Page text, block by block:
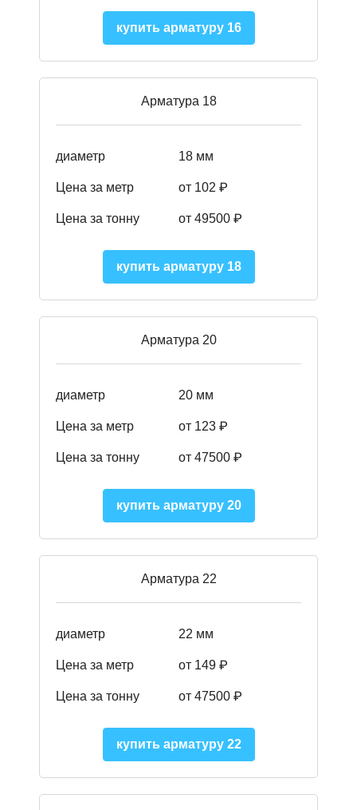
купить арматуру 16
Арматура 18
диаметр 18 мм
Цена за метр от 102 ₽
Цена за тонну от 49500 ₽
купить арматуру 18
Арматура 20
диаметр 20 мм
Цена за метр от 123 ₽
Цена за тонну от 47500 ₽
купить арматуру 20
Арматура 22
диаметр 22 мм
Цена за метр от 149 ₽
Цена за тонну от 47500 ₽
купить арматуру 22